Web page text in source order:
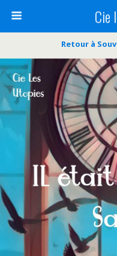
Cie
Retour à